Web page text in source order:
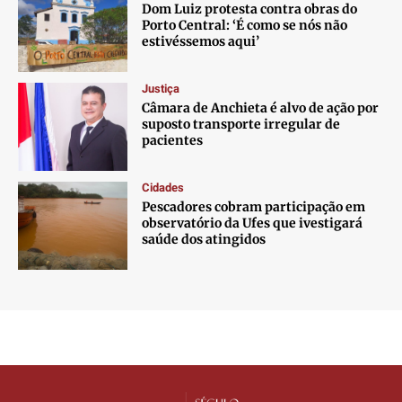
Dom Luiz protesta contra obras do
Porto Central: ‘É como se nós não
estivéssemos aqui’
Justiça
Câmara de Anchieta é alvo de ação por
suposto transporte irregular de
pacientes
Cidades
Pescadores cobram participação em
observatório da Ufes que ivestigará
saúde dos atingidos